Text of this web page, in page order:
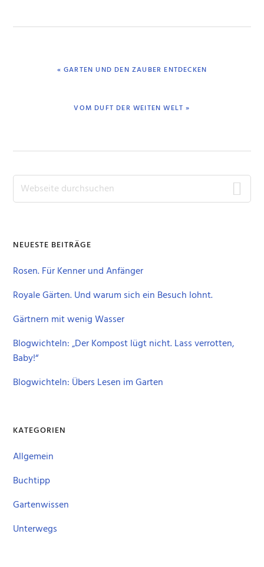
VORHERIGER
« GARTEN UND DEN ZAUBER ENTDECKEN
NÄCHSTER
VOM DUFT DER WEITEN WELT »
Seitenspalte
Webseite
durchsuchen
NEUESTE BEITRÄGE
Rosen. Für Kenner und Anfänger
Royale Gärten. Und warum sich ein Besuch lohnt.
Gärtnern mit wenig Wasser
Blogwichteln: „Der Kompost lügt nicht. Lass verrotten,
Baby!“
Blogwichteln: Übers Lesen im Garten
KATEGORIEN
Allgemein
Buchtipp
Gartenwissen
Unterwegs